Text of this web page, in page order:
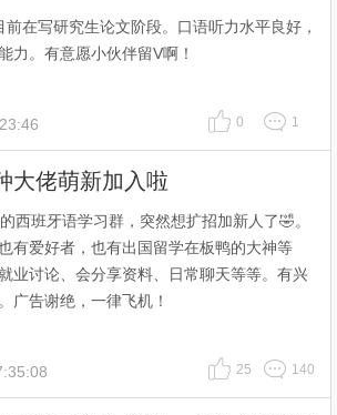
在写研究生论文阶段。口语听力水平良好，
力。有意愿小伙伴留V啊！
0 1
大佬萌新加入啦
西班牙语学习群，突然想扩招加新人了🤣。
有爱好者，也有出国留学在板鸭的大神等
业讨论、会分享资料、日常聊天等等。有兴
广告谢绝，一律飞机！
25 140